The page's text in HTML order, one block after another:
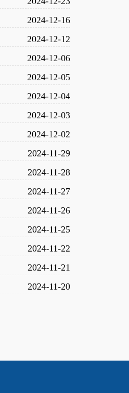
2024-12-16
2024-12-12
2024-12-06
2024-12-05
2024-12-04
2024-12-03
2024-12-02
2024-11-29
2024-11-28
2024-11-27
2024-11-26
2024-11-25
2024-11-22
2024-11-21
2024-11-20